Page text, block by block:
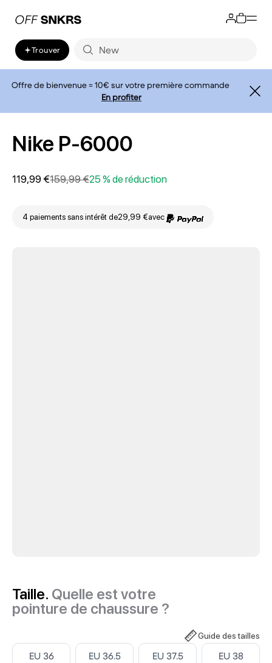
Trouver
Offre de bienvenue = 10€ sur votre première commande
En profiter
Nike P-6000
119,99 €159,99 €25 % de réduction
4 paiements sans intérêt de29,99 €avec
Taille. Quelle est votre
pointure de chaussure ?
Guide des tailles
Select ‎
EU 36 Select ‎
EU 36.5 Select ‎
EU 37.5 Select ‎
EU 38